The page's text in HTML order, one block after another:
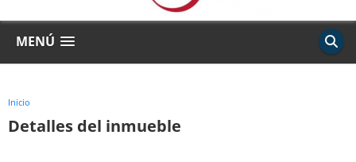
MENÚ
Inicio
Detalles del inmueble